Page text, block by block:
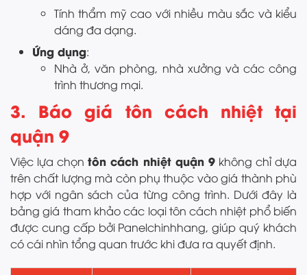
Tính thẩm mỹ cao với nhiều màu sắc và kiểu
dáng đa dạng.
Ứng dụng:
Nhà ở, văn phòng, nhà xưởng và các công
trình thương mại.
3. Báo giá tôn cách nhiệt tại
quận 9
Việc lựa chọntôn cách nhiệt quận 9không chỉ dựa
trên chất lượng mà còn phụ thuộc vào giá thành phù
hợp với ngân sách của từng công trình. Dưới đây là
bảng giá tham khảo các loại tôn cách nhiệt phổ biến
được cung cấp bởi Panelchinhhang, giúp quý khách
có cái nhìn tổng quan trước khi đưa ra quyết định.